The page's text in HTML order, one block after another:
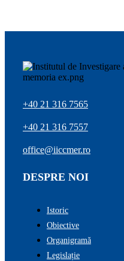
+40 21 316 7565
+40 21 316 7557
office@iiccmer.ro
DESPRE NOI
Istoric
Obiective
Organigramă
Legislație